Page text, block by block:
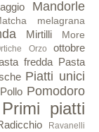
Mandorle
melagrana
Mirtilli More
Orzo
ottobre
fredda Pasta
Piatti unici
Pollo Pomodoro
Primi piatti
Ravanelli